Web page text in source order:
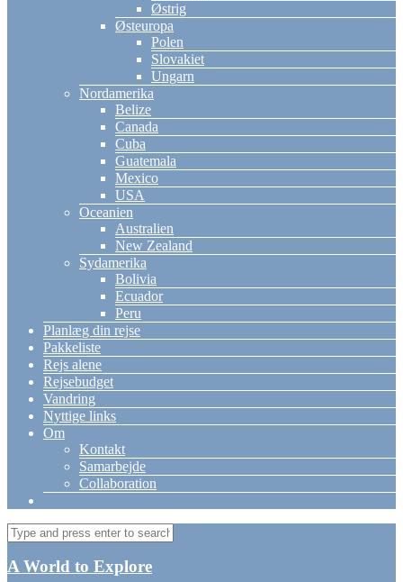
Østrig
Østeuropa
Polen
Slovakiet
Ungarn
Nordamerika
Belize
Canada
Cuba
Guatemala
Mexico
USA
Oceanien
Australien
New Zealand
Sydamerika
Bolivia
Ecuador
Peru
Planlæg din rejse
Pakkeliste
Rejs alene
Rejsebudget
Vandring
Nyttige links
Om
Kontakt
Samarbejde
Collaboration
A World to Explore